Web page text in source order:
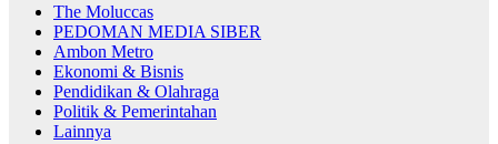
The Moluccas
PEDOMAN MEDIA SIBER
Ambon Metro
Ekonomi & Bisnis
Pendidikan & Olahraga
Politik & Pemerintahan
Lainnya